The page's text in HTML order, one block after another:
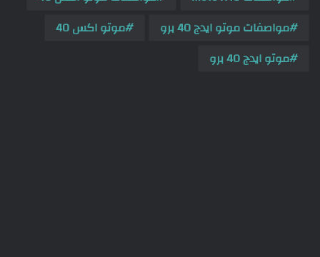
مواصفات موتو ايدج 40 برو
موتو اكس 40
موتو ايدج 40 برو